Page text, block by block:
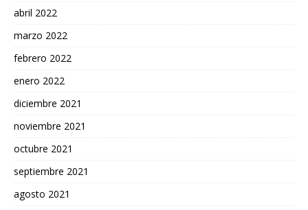
abril 2022
marzo 2022
febrero 2022
enero 2022
diciembre 2021
noviembre 2021
octubre 2021
septiembre 2021
agosto 2021